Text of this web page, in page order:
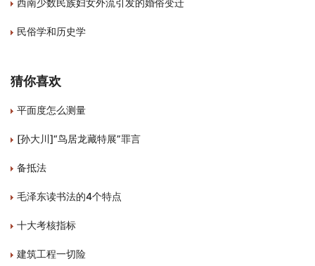
西南少数民族妇女外流引发的婚俗变迁
民俗学和历史学
猜你喜欢
平面度怎么测量
[孙大川]“鸟居龙藏特展”罪言
备抵法
毛泽东读书法的4个特点
十大考核指标
建筑工程一切险